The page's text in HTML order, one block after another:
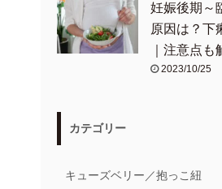
妊娠後期～
原因は？下
｜注意点も
2023/10/25
カテゴリー
キューズベリー／抱っこ紐